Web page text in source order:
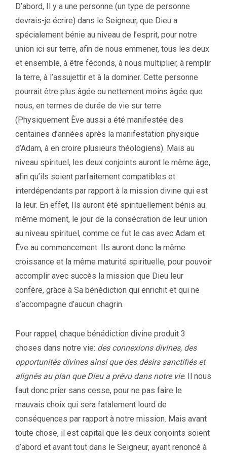
D’abord, Il y a une personne (un type de personne
devrais-je écrire) dans le Seigneur, que Dieu a
spécialement bénie au niveau de l’esprit, pour notre
union ici sur terre, afin de nous emmener, tous les deux
et ensemble, à être féconds, à nous multiplier, à remplir
la terre, à l’assujettir et à la dominer. Cette personne
pourrait être plus âgée ou nettement moins âgée que
nous, en termes de durée de vie sur terre
(Physiquement Ève aussi a été manifestée des
centaines d’années après la manifestation physique
d’Adam, à en croire plusieurs théologiens). Mais au
niveau spirituel, les deux conjoints auront le même âge,
afin qu’ils soient parfaitement compatibles et
interdépendants par rapport à la mission divine qui est
la leur. En effet, Ils auront été spirituellement bénis au
même moment, le jour de la consécration de leur union
au niveau spirituel, comme ce fut le cas avec Adam et
Ève au commencement. Ils auront donc la même
croissance et la même maturité spirituelle, pour pouvoir
accomplir avec succès la mission que Dieu leur
confère, grâce à Sa bénédiction qui enrichit et qui ne
s’accompagne d’aucun chagrin.
Pour rappel, chaque bénédiction divine produit 3
choses dans notre vie: des connexions divines, des
opportunités divines ainsi que des désirs sanctifiés et
alignés au plan que Dieu a prévu dans notre vie. Il nous
faut donc prier sans cesse, pour ne pas faire le
mauvais choix qui sera fatalement lourd de
conséquences par rapport à notre mission. Mais avant
toute chose, il est capital que les deux conjoints soient
d’abord et avant tout dans le Seigneur, ayant renoncé à